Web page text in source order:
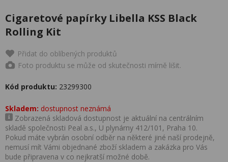
Cigaretové papírky Libella KSS Black
Rolling Kit
Přidat do oblíbených produktů
Foto produktu se může od skutečnosti mírně lišit.
Kód produktu: 23299300
Skladem: dostupnost neznámá
Zobrazená skladová dostupnost je aktuální na centrálním
skladě společnosti Peal a.s., U plynárny 412/101, Praha 10.
Pokud máte vybrán osobní odběr na některé jiné naší prodejně,
nemusí mít Vámi objednané zboží skladem a zakázka pro Vás
bude připravena v co nejkratší možné době.